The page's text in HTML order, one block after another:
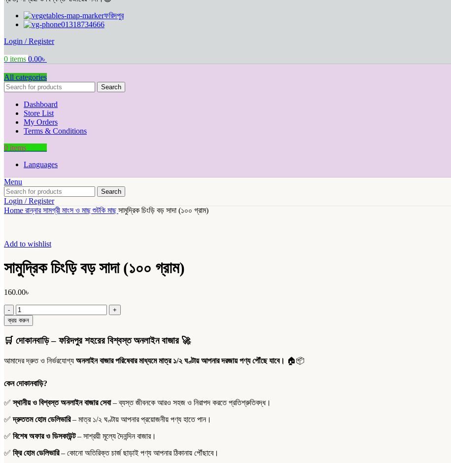
ফরিদপুর
01318734666
Login / Register
0 items 0.00৳
All categories
Search
Dashboard
Store List
My Orders
Terms & Conditions
0 items
Languages
Menu
Search
Login / Register
Home রান্নার সামগ্রী মাংস ও মাছশুটকি মাছসামুদ্রিক চিংড়ি বড় সাদা (১০০ গ্রাম)
Add to wishlist
সামুদ্রিক চিংড়ি বড় সাদা (১০০ গ্রাম)
160.00৳
সামুদ্রিক
চিংড়ি
বড়
(১০০
quantity
ক্রয় করুন
🛒 দোকানবাড়ি – ফরিদপুর শহরের বিশ্বস্ত অনলাইন বাজার🚀
আমাদের দ্রুত ও নির্ভরযোগ্য অনলাইন বাজার পরিষেবার মাধ্যমে মাত্র ১/২ ঘণ্টায় আপনার দরজায় পণ্য পৌঁছে যাবে। 🏠📦
কেন দোকানবাড়ি?
✅স্থানীয় ও বিশ্বস্ত অনলাইন বাজার সেবা– ব্যস্ত জীবনকে আরও সহজ ও নিরাপদ করতে প্রতিশ্রুতিবদ্ধ।
✅দ্রুততম হোম ডেলিভারি– মাত্র ১/২ ঘণ্টায় আপনার প্রয়োজনীয় পণ্য হাতে পান।
✅ বিশেষ অফার ও ডিসকাউন্ট– সাশ্রয়ী মূল্যে দৈনন্দিন বাজার।
✅ ফ্রি হোম ডেলিভারি– কোনো অতিরিক্ত চার্জ ছাড়াই পণ্য আপনার ঠিকানায় পৌঁছাবে।